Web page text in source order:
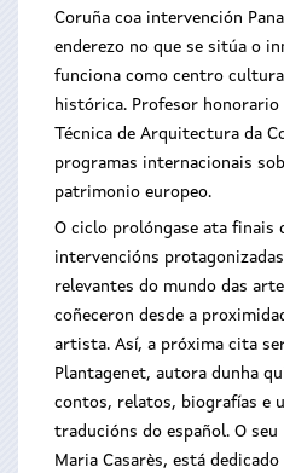
Coruña coa intervención
enderezo no que se sitúa o
funciona como centro
histórica. Profesor honorario
Técnica de Arquitectura da
programas internacionais
patrimonio europeo.
O ciclo prolóngase ata finais
intervencións
relevantes do mundo das
coñeceron desde a
artista. Así, a próxima cita
Plantagenet, autora dunha
contos, relatos, biografías e
traducións do español. O
Maria Casarès, está